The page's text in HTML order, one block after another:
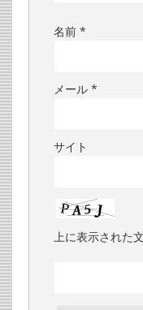
名前 *
メール *
サイト
上に表示された